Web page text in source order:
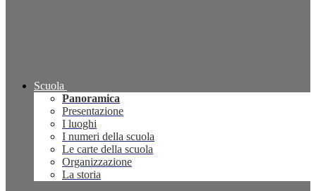
Scuola
Panoramica
Presentazione
I luoghi
I numeri della scuola
Le carte della scuola
Organizzazione
La storia